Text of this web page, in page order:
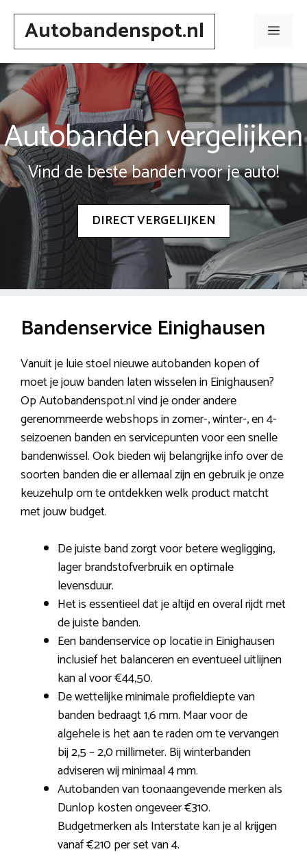
Spring
inhoudAutobandenspot.nl Menu
Autobanden vergelijken
Vind de beste banden voor je auto!
DIRECT VERGELIJKEN
Bandenservice Einighausen
Vanuit je luie stoel nieuwe autobanden kopen of
moet je jouw banden laten wisselen in Einighausen?
Op Autobandenspot.nl vind je onder andere
gerenommeerde webshops in zomer-, winter-, en 4-
seizoenen banden en servicepunten voor een snelle
bandenwissel. Ook bieden wij belangrijke info over de
soorten banden die er allemaal zijn en gebruik je onze
keuzehulp om te ontdekken welk product matcht
met jouw budget.
De juiste band zorgt voor betere wegligging,
lager brandstofverbruik en optimale
levensduur.
Het is essentieel dat je altijd en overal rijdt met
de juiste banden.
Een bandenservice op locatie in Einighausen
inclusief het balanceren en eventueel uitlijnen
kan al voor €44,50.
De wettelijke minimale profieldiepte van
banden bedraagt 1,6 mm. Maar voor de
algehele is het aan te raden om te vervangen
bij 2,5 – 2,0 millimeter. Bij winterbanden
adviseren wij minimaal 4 mm.
Autobanden van toonaangevende merken als
Dunlop kosten ongeveer €310.
Budgetmerken als Interstate kan je al krijgen
vanaf €210 per set van 4.